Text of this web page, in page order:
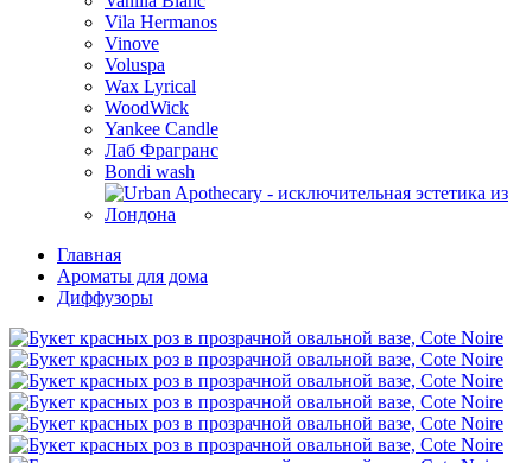
Vila Hermanos
Vinove
Voluspa
Wax Lyrical
WoodWick
Yankee Candle
Лаб Фрагранс
Bondi wash
Главная
Ароматы для дома
Диффузоры